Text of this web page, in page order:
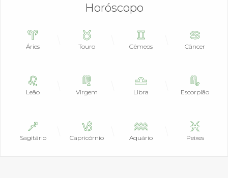
Horóscopo
Áries Touro Gêmeos Câncer
Leão Virgem Libra Escorpião
Sagitário Capricórnio Aquário Peixes